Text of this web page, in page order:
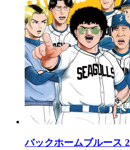
バックホームブルース 2